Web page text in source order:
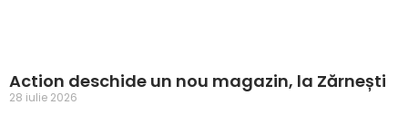
Action deschide un nou magazin, la Zărnești
28 iulie 2026